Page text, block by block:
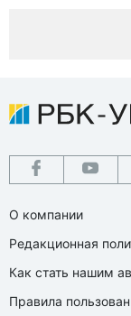
О компании
Редакционная
Как стать нашим
Правила